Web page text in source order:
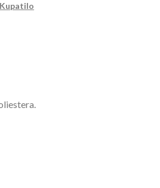
Kupatilo